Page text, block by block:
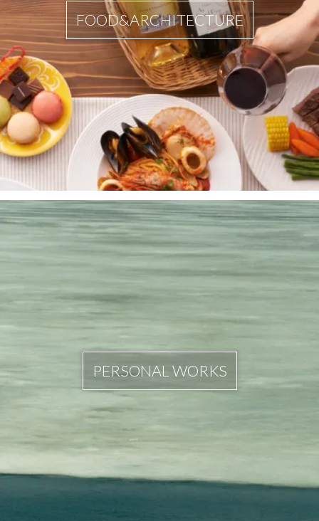
FOOD&ARCHITECTURE
PERSONAL WORKS